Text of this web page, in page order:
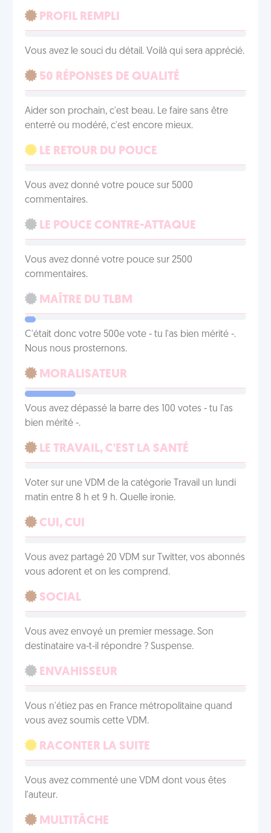
PROFIL REMPLI
Vous avez le souci du détail. Voilà qui sera apprécié.
50 RÉPONSES DE QUALITÉ
Aider son prochain, c'est beau. Le faire sans être
enterré ou modéré, c'est encore mieux.
LE RETOUR DU POUCE
Vous avez donné votre pouce sur 5000
commentaires.
LE POUCE CONTRE-ATTAQUE
Vous avez donné votre pouce sur 2500
commentaires.
MAÎTRE DU TLBM
C'était donc votre 500e vote - tu l'as bien mérité -.
Nous nous prosternons.
MORALISATEUR
Vous avez dépassé la barre des 100 votes - tu l'as
bien mérité -.
LE TRAVAIL, C'EST LA SANTÉ
Voter sur une VDM de la catégorie Travail un lundi
matin entre 8 h et 9 h. Quelle ironie.
CUI, CUI
Vous avez partagé 20 VDM sur Twitter, vos abonnés
vous adorent et on les comprend.
SOCIAL
Vous avez envoyé un premier message. Son
destinataire va-t-il répondre ? Suspense.
ENVAHISSEUR
Vous n'étiez pas en France métropolitaine quand
vous avez soumis cette VDM.
RACONTER LA SUITE
Vous avez commenté une VDM dont vous êtes
l'auteur.
MULTITÂCHE